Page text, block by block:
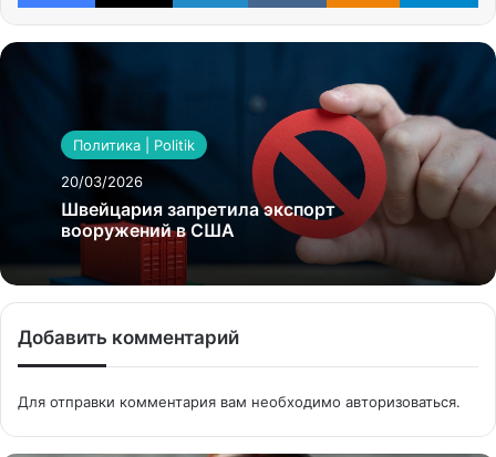
Политика | Politik
20/03/2026
Швейцария запретила экспорт
вооружений в США
Добавить комментарий
Для отправки комментария вам необходимо авторизоваться.